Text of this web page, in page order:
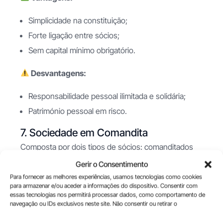
Gerir o Consentimento
Para fornecer as melhores experiências, usamos tecnologias como cookies
para armazenar e/ou aceder a informações do dispositivo. Consentir com
essas tecnologias nos permitirá processar dados, como comportamento de
navegação ou IDs exclusivos neste site. Não consentir ou retirar o
Simplicidade na constituição;
Forte ligação entre sócios;
Sem capital mínimo obrigatório.
Desvantagens:
Responsabilidade pessoal ilimitada e solidária;
Património pessoal em risco.
7. Sociedade em Comandita
Composta por dois tipos de sócios: comanditados
(responsáveis pela gestão) e comanditários (apenas
investem).
Vantagens: